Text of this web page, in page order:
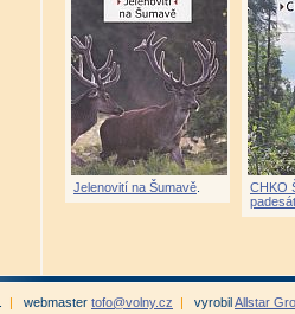
Jelenovití na Šumavě
CHKO
| webmaster tofo@volny.cz | vyrobilAllstar